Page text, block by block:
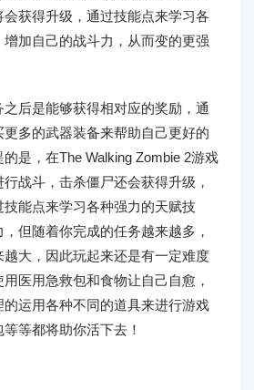
获得升级，通过技能点来学习各
加自己的战斗力，从而变的更强
后是能够获得相对应的奖励，通
多的武器装备来帮助自己更好的
是，在The Walking Zombie 2游戏
战斗，击杀僵尸还会获得升级，
能点来学习各种强力的天赋技
但随着你完成的任务越来越多，
越大，因此玩起来还是有一定难度
医用急救包和食物让自己自愈，
运用各种不同的道具来进行游戏
等都将助你活下去！